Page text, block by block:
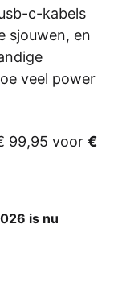
c-kabels
sjouwen, en
veel power
99,95 voor €
is nu